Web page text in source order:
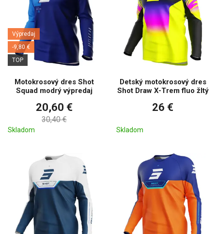
Výpredaj
-9,80 €
TOP
Motokrosový dres Shot
Squad modrý výpredaj
20,60 €
30,40 €
Skladom
Detský motokrosový dres
Shot Draw X-Trem fluo žltý
26 €
Skladom